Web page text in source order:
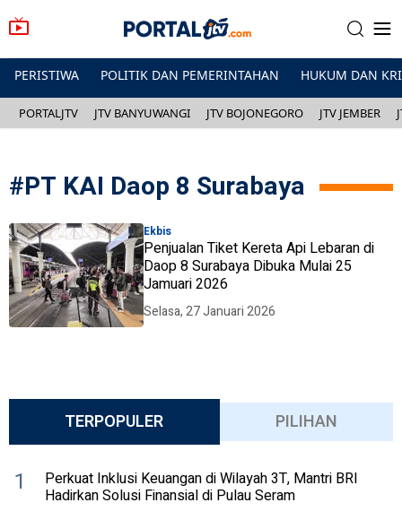
PERISTIWA POLITIK DAN PEMERINTAHAN HUKUM DAN
PORTALJTV JTV BANYUWANGI JTV BOJONEGORO JTV JEMBER
#PT KAI Daop 8 Surabaya
Ekbis
Penjualan Tiket Kereta Api Lebaran di
Daop 8 Surabaya Dibuka Mulai 25
Jamuari 2026
Selasa, 27 Januari 2026
TERPOPULER PILIHAN
1 Perkuat Inklusi Keuangan di Wilayah 3T, Mantri BRI
Hadirkan Solusi Finansial di Pulau Seram